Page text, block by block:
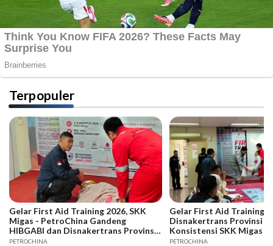
Terpopuler
Gelar First Aid Training 2026, SKK
Migas - PetroChina Gandeng
HIBGABI dan Disnakertrans Provinsi
Jambi
PETROCHINA
Gelar First Aid Training
Disnakertrans Provinsi
Konsistensi SKK Migas -
PETROCHINA